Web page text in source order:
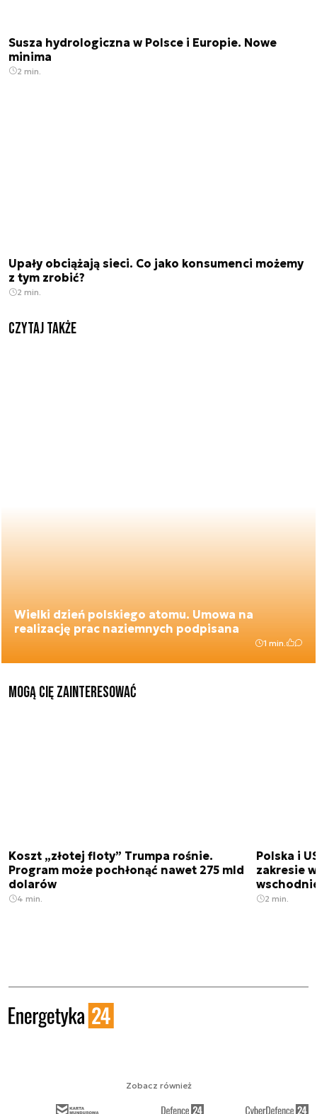
Susza hydrologiczna w Polsce i Europie. Nowe
minima
2 min.
Upały obciążają sieci. Co jako konsumenci możemy
z tym zrobić?
2 min.
Czytaj także
Wielki dzień polskiego atomu. Umowa na
realizację prac naziemnych podpisana
1 min.
Mogą Cię zainteresować
Koszt „złotej floty” Trumpa rośnie.
Program może pochłonąć nawet 275 mld
dolarów
4 min.
Polska i
zakresie
2 min.
Zobacz również